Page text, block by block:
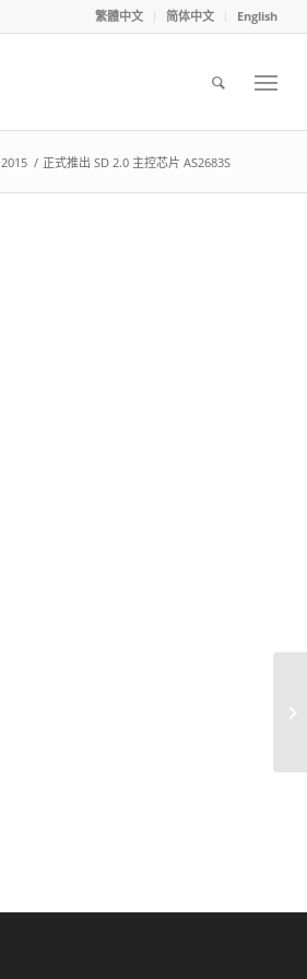
繁體中文 简体中文 English
2015 / 正式推出 SD 2.0 主控芯片 AS2683S